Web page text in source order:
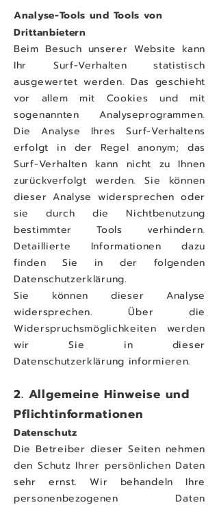
Analyse-Tools und Tools von
Drittanbietern
Beim Besuch unserer Website kann
Ihr Surf-Verhalten statistisch
ausgewertet werden. Das geschieht
vor allem mit Cookies und mit
sogenannten Analyseprogrammen.
Die Analyse Ihres Surf-Verhaltens
erfolgt in der Regel anonym; das
Surf-Verhalten kann nicht zu Ihnen
zurückverfolgt werden. Sie können
dieser Analyse widersprechen oder
sie durch die Nichtbenutzung
bestimmter Tools verhindern.
Detaillierte Informationen dazu
finden Sie in der folgenden
Datenschutzerklärung.
Sie können dieser Analyse
widersprechen. Über die
Widerspruchsmöglichkeiten werden
wir Sie in dieser
Datenschutzerklärung informieren.
2. Allgemeine Hinweise und
Pflichtinformationen
Datenschutz
Die Betreiber dieser Seiten nehmen
den Schutz Ihrer persönlichen Daten
sehr ernst. Wir behandeln Ihre
personenbezogenen Daten